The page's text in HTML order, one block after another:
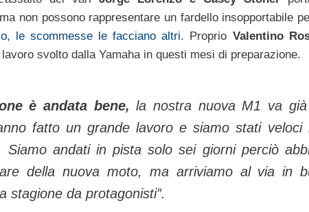
non possono rappresentare un fardello insopportabile
le scommesse le facciano altri. Proprio Valentino
svolto dalla Yamaha in questi mesi di preparazione.
è andata bene, la nostra nuova M1 va
fatto un grande lavoro e siamo stati
andati in pista solo sei giorni perciò
della nuova moto, ma arriviamo al via in
stagione da protagonisti”.